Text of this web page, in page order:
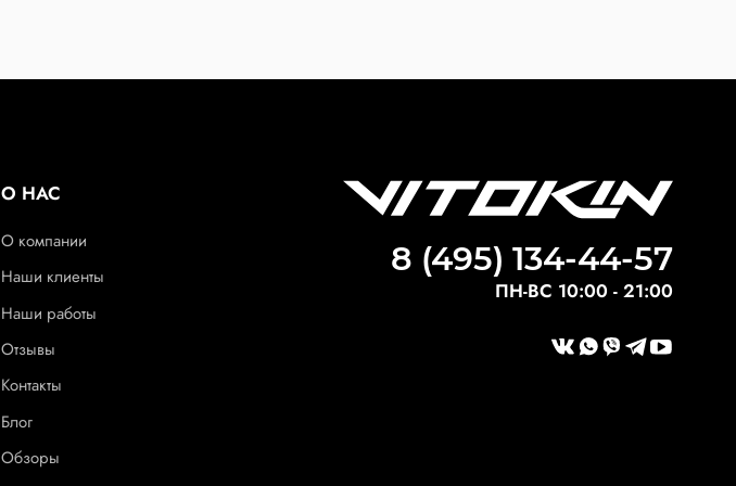
О НАС
О компании
Наши клиенты
Наши работы
Отзывы
Контакты
Блог
Обзоры
8 (495) 134-44-57
ПН-ВС 10:00 - 21:00